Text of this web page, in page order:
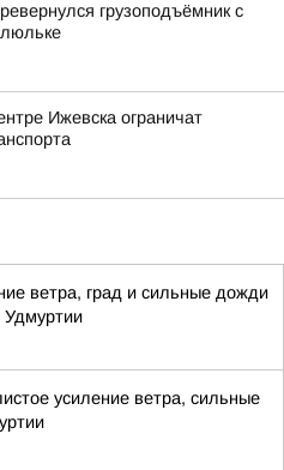
грузоподъёмник с
Ижевска ограничат
ветра, град и сильные дожди
усиление ветра, сильные